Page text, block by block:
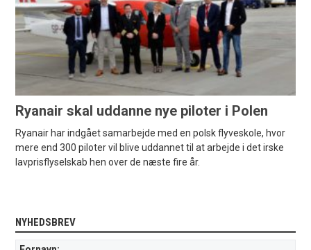
Ryanair skal uddanne nye piloter i Polen
Ryanair har indgået samarbejde med en polsk flyveskole, hvor
mere end 300 piloter vil blive uddannet til at arbejde i det irske
lavprisflyselskab hen over de næste fire år.
NYHEDSBREV